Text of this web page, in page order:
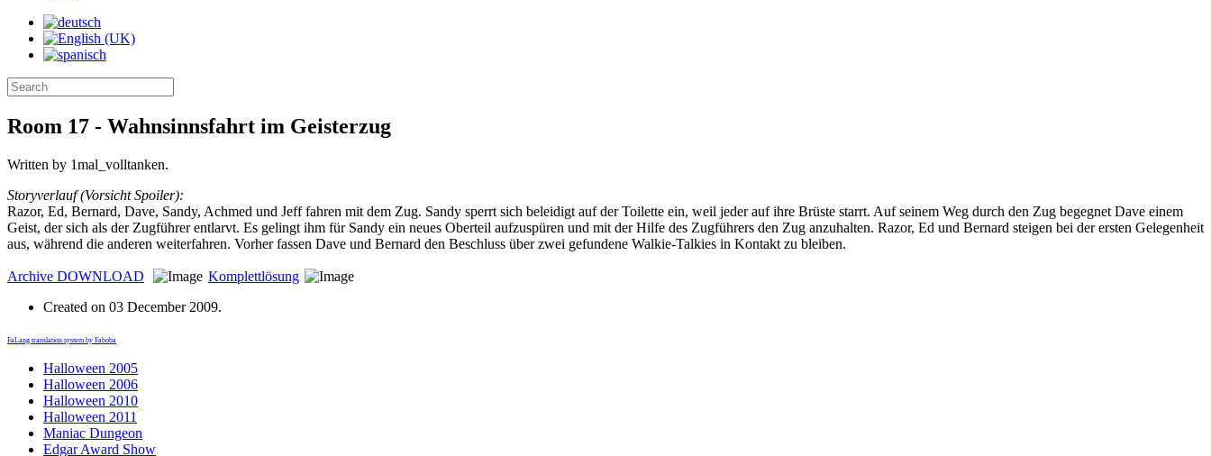
Room 17 - Wahnsinnsfahrt im Geisterzug
Written by 1mal_volltanken.
Storyverlauf (Vorsicht Spoiler):
Razor, Ed, Bernard, Dave, Sandy, Achmed und Jeff fahren mit dem Zug. Sandy sperrt sich beleidigt auf der Toilette ein, weil jeder auf ihre Brüste starrt. Auf seinem Weg durch den Zug begegnet Dave einem
Geist, der sich als der Zugführer entlarvt. Es gelingt ihm für Sandy ein neues Oberteil aufzuspüren und mit der Hilfe des Zugführers den Zug anzuhalten. Razor, Ed und Bernard steigen bei der ersten Gelegenheit
aus, während die anderen weiterfahren. Vorher fassen Dave und Bernard den Beschluss über zwei gefundene Walkie-Talkies in Kontakt zu bleiben.
Archive DOWNLOAD
Komplettlösung
Created on 03 December 2009.
FaLang translation system by Faboba
Halloween 2005
Halloween 2006
Halloween 2010
Halloween 2011
Maniac Dungeon
Edgar Award Show